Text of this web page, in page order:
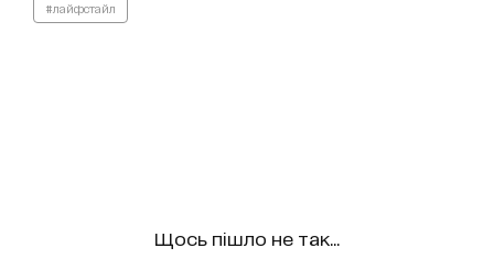
#лайфстайл
Щось пішло не так...